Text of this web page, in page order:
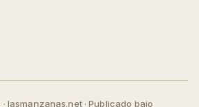
lasmanzanas.net · Publicado bajo